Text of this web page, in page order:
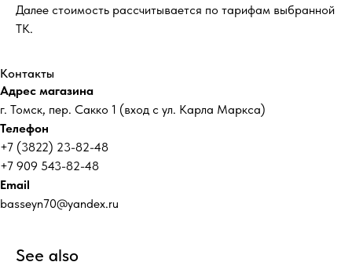
Далее стоимость рассчитывается по тарифам выбранной
ТК.
Контакты
Адрес магазина
г. Томск, пер. Сакко 1 (вход с ул. Карла Маркса)
Телефон
+7 (3822) 23-82-48
+7 909 543-82-48
Email
basseyn70@yandex.ru
See also